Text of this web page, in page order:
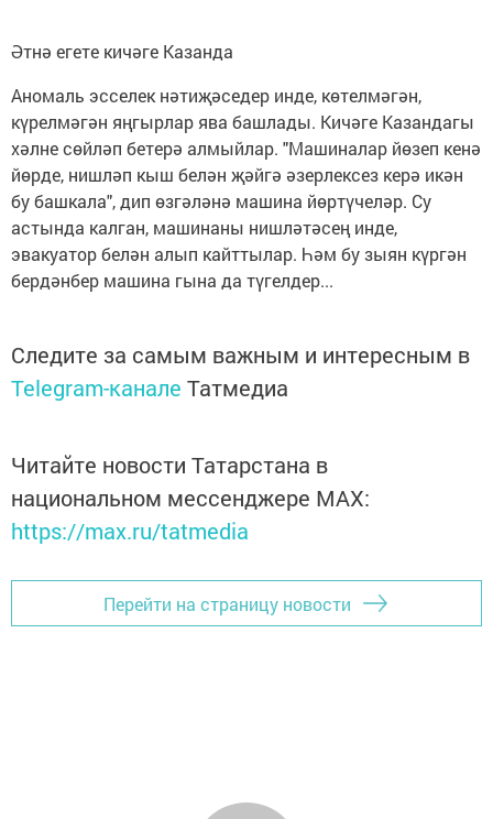
Әтнә егете кичәге Казанда
Аномаль эсселек нәтиҗәседер инде, көтелмәгән,
күрелмәгән яңгырлар ява башлады. Кичәге Казандагы
хәлне сөйләп бетерә алмыйлар. "Машиналар йөзеп кенә
йөрде, нишләп кыш белән җәйгә әзерлексез керә икән
бу башкала", дип өзгәләнә машина йөртүчеләр. Су
астында калган, машинаны нишләтәсең инде,
эвакуатор белән алып кайттылар. Һәм бу зыян күргән
бердәнбер машина гына да түгелдер...
Следите за самым важным и интересным в
Telegram-канале Татмедиа
Читайте новости Татарстана в
национальном мессенджере MАХ:
https://max.ru/tatmedia
Перейти на страницу новости